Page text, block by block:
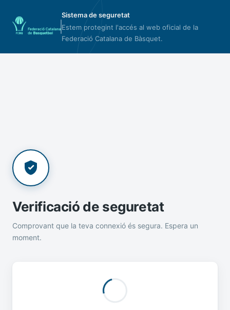
Sistema de seguretat
Estem protegint l'accés al web oficial de la
Federació Catalana de Bàsquet.
Verificació de seguretat
Comprovant que la teva connexió és segura. Espera un
moment.